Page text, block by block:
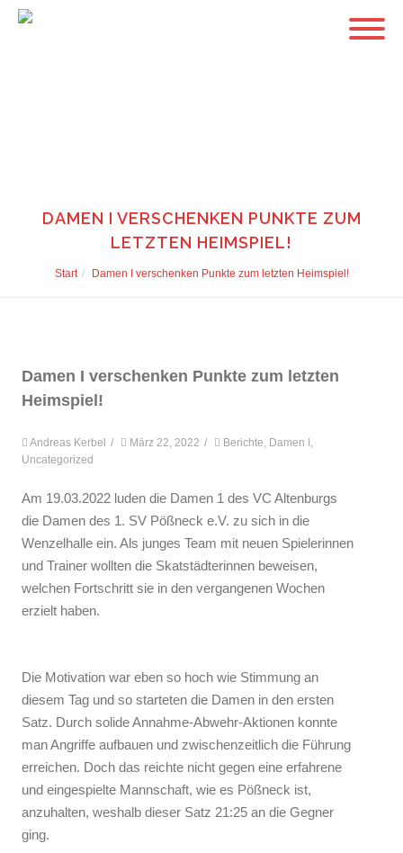
DAMEN I VERSCHENKEN PUNKTE ZUM
LETZTEN HEIMSPIEL!
Start Damen I verschenken Punkte zum letzten Heimspiel!
Damen I verschenken Punkte zum letzten
Heimspiel!
Andreas Kerbel / März 22, 2022 / Berichte Damen I
Uncategorized
Am 19.03.2022 luden die Damen 1 des VC Altenburgs
die Damen des 1. SV Pößneck e.V. zu sich in die
Wenzelhalle ein. Als junges Team mit neuen Spielerinnen
und Trainer wollten die Skatstädterinnen beweisen,
welchen Fortschritt sie in den vergangenen Wochen
erzielt haben.
Die Motivation war eben so hoch wie Stimmung an
diesem Tag und so starteten die Damen in den ersten
Satz. Durch solide Annahme-Abwehr-Aktionen konnte
man Angriffe aufbauen und zwischenzeitlich die Führung
erreichen. Doch das reichte nicht gegen eine erfahrene
und eingespielte Mannschaft, wie es Pößneck ist,
anzuhalten, weshalb dieser Satz 21:25 an die Gegner
ging.